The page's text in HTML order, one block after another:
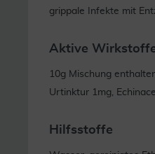
grippale Infekte mit
Aktive
10g Mischung
Urtinktur 1mg,
Hilfsstoffe